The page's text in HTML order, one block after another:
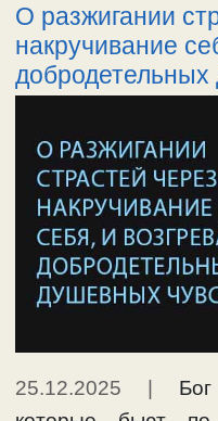
О разжигании
накручивание
25.12.2025